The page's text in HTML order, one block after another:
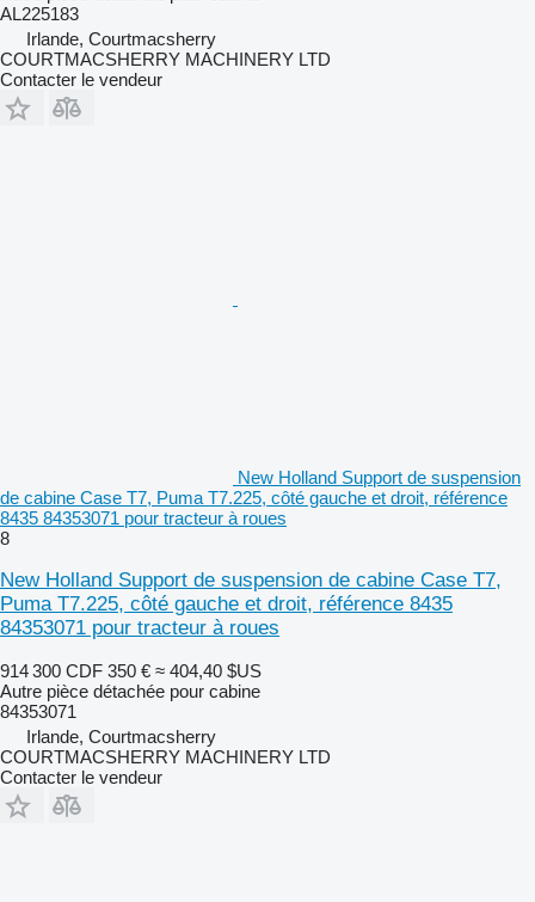
AL225183
Irlande, Courtmacsherry
COURTMACSHERRY MACHINERY LTD
Contacter le vendeur
New Holland Support de suspension
de cabine Case T7, Puma T7.225, côté gauche et droit, référence
8435 84353071 pour tracteur à roues
8
New Holland Support de suspension de cabine Case T7,
Puma T7.225, côté gauche et droit, référence 8435
84353071 pour tracteur à roues
914 300 CDF 350 € ≈ 404,40 $US
Autre pièce détachée pour cabine
84353071
Irlande, Courtmacsherry
COURTMACSHERRY MACHINERY LTD
Contacter le vendeur